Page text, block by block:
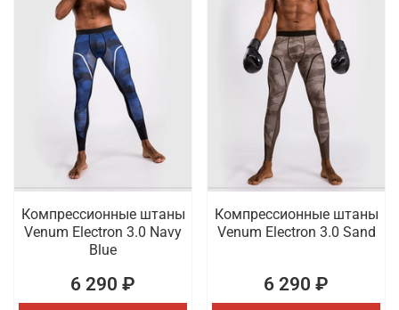
Компрессионные штаны
Venum Electron 3.0 Navy
Blue
6 290 ₽
Компрессионные штаны
Venum Electron 3.0 Sand
6 290 ₽